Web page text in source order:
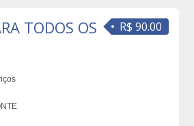
R$ 90.00
TODOS OS